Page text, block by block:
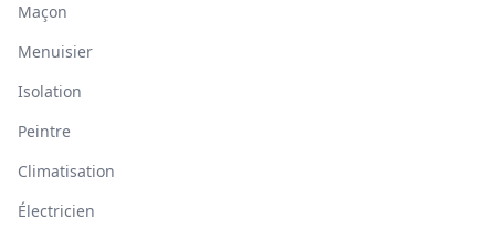
Maçon
Menuisier
Isolation
Peintre
Climatisation
Électricien